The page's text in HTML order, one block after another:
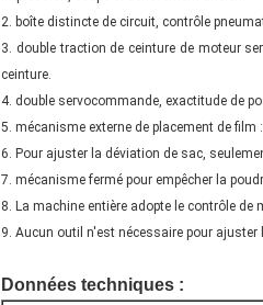
2. boîte distincte de circuit, contrôle
3. double traction de ceinture de moteur
ceinture.
4. double servocommande, exactitude de
5. mécanisme externe de placement de
6. Pour ajuster la déviation de sac,
7. mécanisme fermé pour empêcher la
8. La machine entière adopte le contrôle de
9. Aucun outil n'est nécessaire pour ajuster
Données techniques :